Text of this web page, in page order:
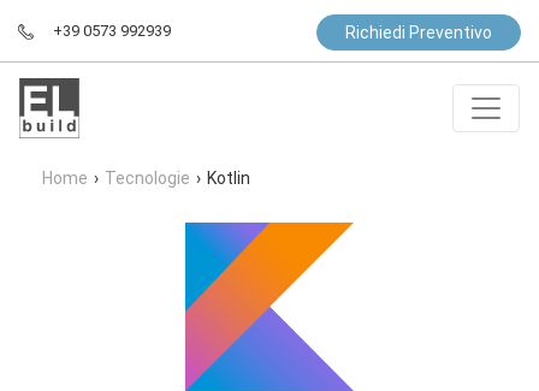
+39 0573 992939 Richiedi Preventivo
Home › Tecnologie › Kotlin